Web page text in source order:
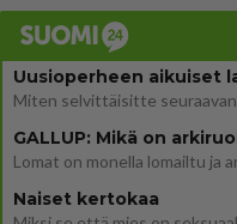
GALLUP: Mikä on
Naiset kertokaa